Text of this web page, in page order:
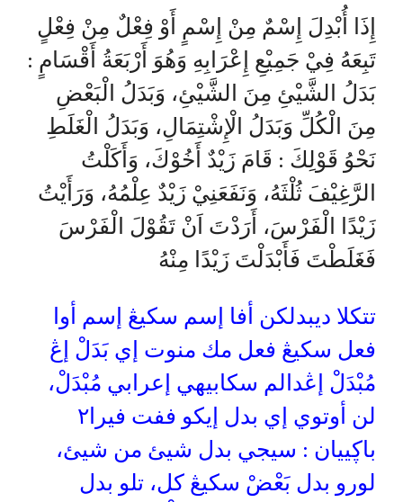
إِذَا أُبْدِلَ إِسْمٌ مِنْ إِسْمٍ أَوْ فِعْلٌ مِنْ فِعْلٍ
تَبِعَهُ فِيْ جَمِيْعِ إِعْرَابِهِ وَهُوَ أَرْبَعَةُ أَقْسَامٍ :
بَدَلُ الشَّيْئِ مِنَ الشَّيْئِ، وَبَدَلُ الْبَعْضِ
مِنَ الْكُلِّ وَبَدَلُ الْإِشْتِمَالِ، وَبَدَلُ الْغَلَطِ
نَحْوُ قَوْلِكَ : قَامَ زَيْدٌ أَخُوْكَ، وَأَكَلْتُ
الرَّغِيْفَ ثُلْثَهُ، وَنَفَعَنِيْ زَيْدٌ عِلْمُهُ، وَرَأَيْتُ
زَيْدًا الْفَرْسَ، أَرَدْتَ اَنْ تَقُوْلَ الْفَرْسَ
فَغَلَطْتَ فَأَبْدَلْتَ زَيْدًا مِنْهُ
تتكلا ديبدلكن أفا إسم سكيڠ إسم أوا
فعل سكيڠ فعل مك منوت إي بَدَلْ إڠ
مُبْدَلْ إڠدالم سكابيهي إعرابي مُبْدَلْ،
لن أوتوي إي بدل إيكو ففت فيرا٢
باڮييان : سيجي بدل شيئ من شيئ،
لورو بدل بَعْضْ سكيڠ كل، تلو بدل